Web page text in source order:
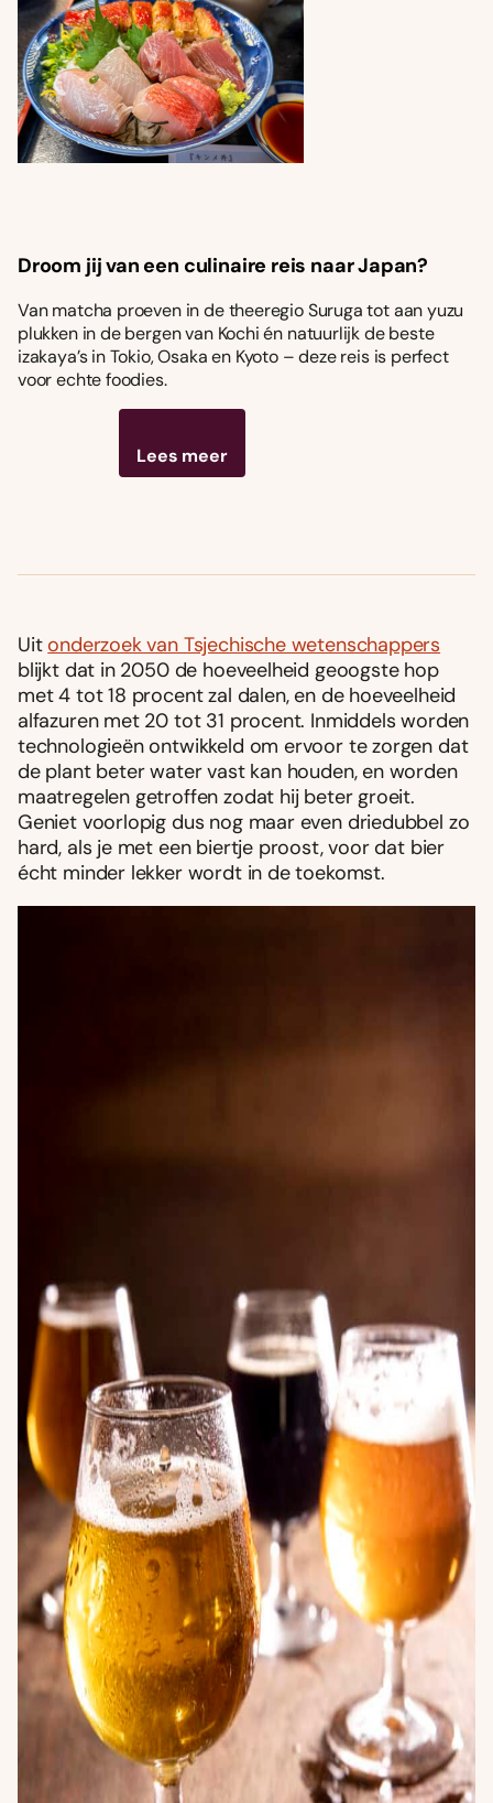
Droom jij van een culinaire reis naar Japan?
Van matcha proeven in de theeregio Suruga tot aan yuzu
plukken in de bergen van Kochi én natuurlijk de beste
izakaya’s in Tokio, Osaka en Kyoto – deze reis is perfect
voor echte foodies.
Lees meer
Uit onderzoek van Tsjechische wetenschappers
blijkt dat in 2050 de hoeveelheid geoogste hop
met 4 tot 18 procent zal dalen, en de hoeveelheid
alfazuren met 20 tot 31 procent. Inmiddels worden
technologieën ontwikkeld om ervoor te zorgen dat
de plant beter water vast kan houden, en worden
maatregelen getroffen zodat hij beter groeit.
Geniet voorlopig dus nog maar even driedubbel zo
hard, als je met een biertje proost, voor dat bier
écht minder lekker wordt in de toekomst.